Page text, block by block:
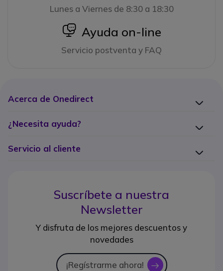
Lunes a Viernes de 8:30 a 18:30
icon
Ayuda on-line
Servicio postventa y FAQ
Acerca de Onedirect
¿Necesita ayuda?
Servicio al cliente
Suscríbete a nuestra
Newsletter
Y disfruta de los mejores descuentos y
novedades
¡Regístrarme ahora! icon